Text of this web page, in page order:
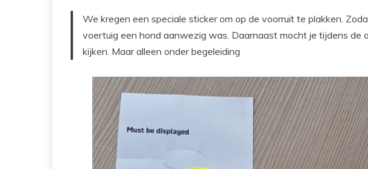
We kregen een speciale sticker om op de voorruit te plakken.
voertuig een hond aanwezig was. Daarnaast mocht je tijdens de
kijken. Maar alleen onder begeleiding